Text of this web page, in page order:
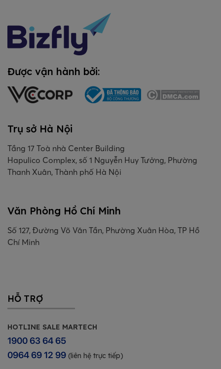
Được vận hành bởi:
Trụ sở Hà Nội
Tầng 17 Toà nhà Center Building
Hapulico Complex, số 1 Nguyễn Huy Tưởng, Phường
Thanh Xuân, Thành phố Hà Nội
Văn Phòng Hồ Chí Minh
Số 127, Đường Võ Văn Tần, Phường Xuân Hòa, TP Hồ
Chí Minh
HỖ TRỢ
HOTLINE SALE MARTECH
1900 63 64 65
0964 69 12 99 (liên hệ trực tiếp)